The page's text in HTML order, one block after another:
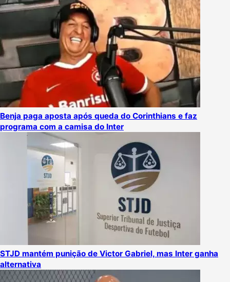
Benja paga aposta após queda do Corinthians e faz
programa com a camisa do Inter
STJD mantém punição de Victor Gabriel, mas Inter ganha
alternativa